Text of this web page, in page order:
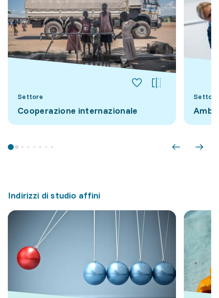
Settore
Cooperazione internazionale
Settore
Indirizzi di studio affini